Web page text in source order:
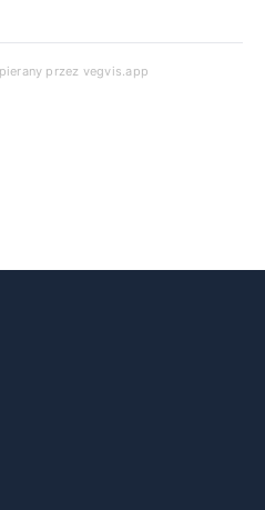
przez vegvis.app